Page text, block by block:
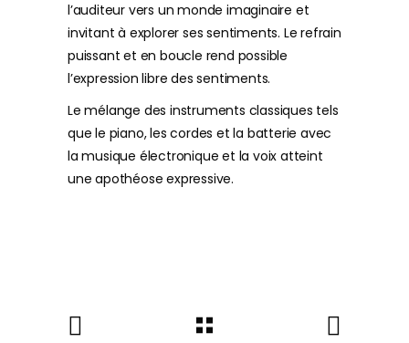
l’auditeur vers un monde imaginaire et
invitant à explorer ses sentiments. Le refrain
puissant et en boucle rend possible
l’expression libre des sentiments.
Le mélange des instruments classiques tels
que le piano, les cordes et la batterie avec
la musique électronique et la voix atteint
une apothéose expressive.